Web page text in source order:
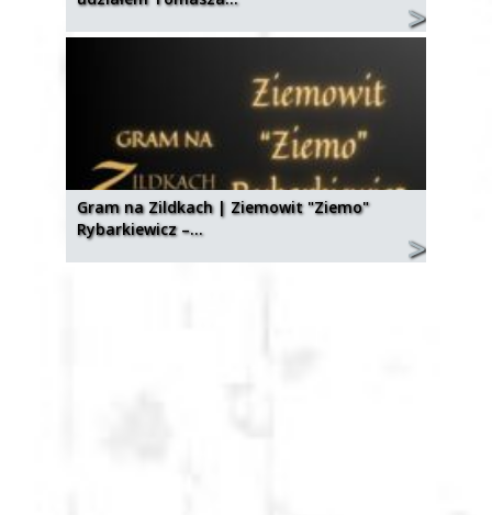
Gram na Zildkach | Ziemowit "Ziemo"
Rybarkiewicz –…